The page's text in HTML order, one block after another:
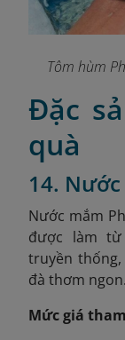
Tôm hùm
Đặc
quà
14.
Nước mắm
được làm
truyền
đà thơm ngon.
Mức giá